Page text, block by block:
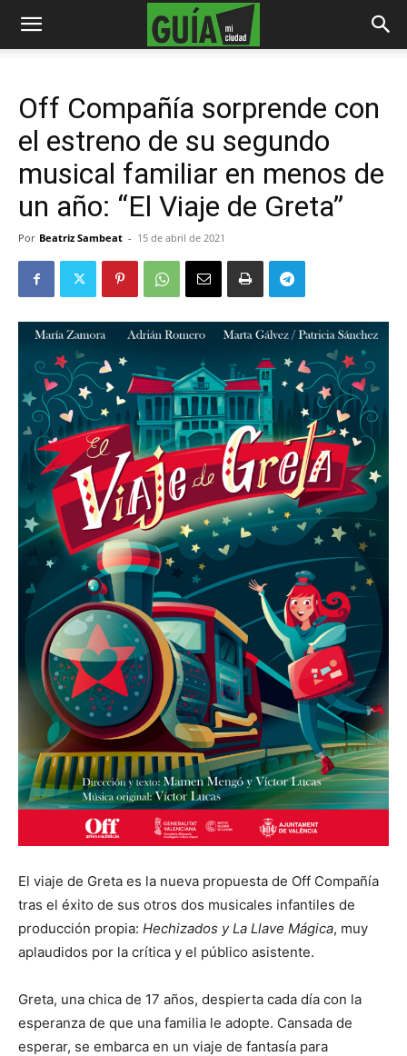
Off Compañía sorprende con
el estreno de su segundo
musical familiar en menos de
un año: “El Viaje de Greta”
Por Beatriz Sambeat - 15 de abril de 2021
El viaje de Greta es la nueva propuesta de Off Compañía
tras el éxito de sus otros dos musicales infantiles de
producción propia: Hechizados y La Llave Mágica, muy
aplaudidos por la crítica y el público asistente.
Greta, una chica de 17 años, despierta cada día con la
esperanza de que una familia le adopte. Cansada de
esperar, se embarca en un viaje de fantasía para